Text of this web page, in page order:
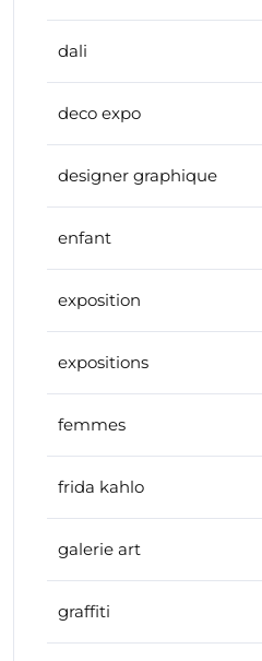
dali
deco expo
designer graphique
enfant
exposition
expositions
femmes
frida kahlo
galerie art
graffiti